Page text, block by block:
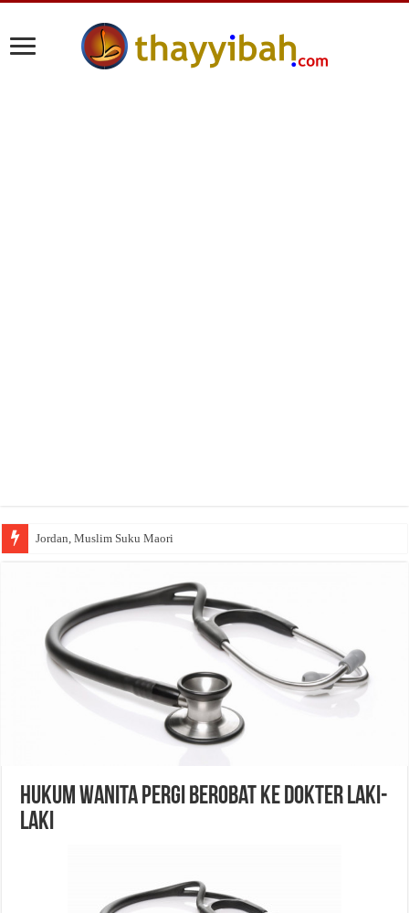
Jordan, Muslim Suku Maori
Hukum Wanita Pergi Berobat Ke Dokter Laki-
laki